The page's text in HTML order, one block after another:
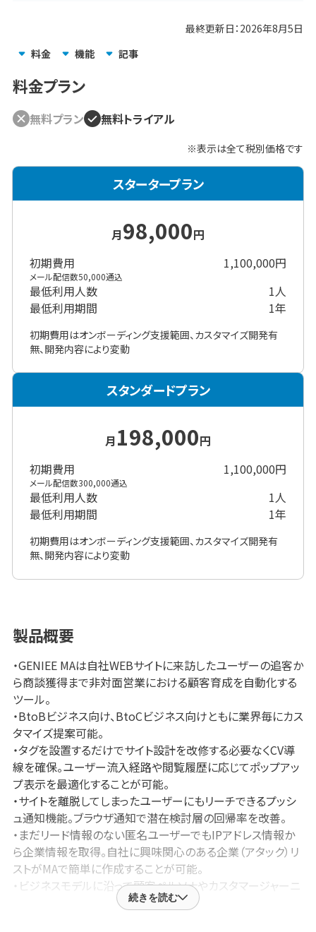
最終更新日： 2026年8月5日
料金
機能 記事
料金プラン
無料プラン 無料トライアル
※表示は全て税別価格です
スタータープラン
月98,000円
初期費用
1,100,000円
メール配信数50,000通込
最低利用人数 1人
最低利用期間
1年
初期費用はオンボーディング支援範囲、カスタマイズ開発有
無、開発内容により変動
スタンダードプラン
月198,000円
初期費用
1,100,000円
メール配信数300,000通込
最低利用人数 1人
最低利用期間
1年
初期費用はオンボーディング支援範囲、カスタマイズ開発有
無、開発内容により変動
製品概要
・GENIEE MAは自社WEBサイトに来訪したユーザーの追客か
ら商談獲得まで非対面営業における顧客育成を自動化する
ツール。
・BtoBビジネス向け、BtoCビジネス向けともに業界毎にカス
タマイズ提案可能。
・タグを設置するだけでサイト設計を改修する必要なくCV導
線を確保。ユーザー流入経路や閲覧履歴に応じてポップアッ
プ表示を最適化することが可能。
・サイトを離脱してしまったユーザーにもリーチできるプッシ
ュ通知機能。ブラウザ通知で潜在検討層の回帰率を改善。
・まだリード情報のない匿名ユーザーでもIPアドレス情報か
ら企業情報を取得。自社に興味関心のある企業（アタック）リ
ストがMAで簡単に作成することが可能。
・ビジネスモデルに沿って顧客ペルソナやカスタマージャーニ
ーを整理しシナリオ提案可能。
続きを読む